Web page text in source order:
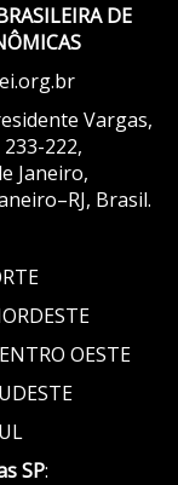
DE
Vargas,
222,
Janeiro,
Brasil.
OESTE
SP: